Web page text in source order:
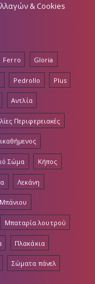
& Cookies
Ferro Gloria
Pedrollo Plus
Αντλία
Περιφερειακές
Σώμα Κήπος
Λεκάνη
Μπαταρία λουτρού
Πλακάκια
Σώματα πάνελ